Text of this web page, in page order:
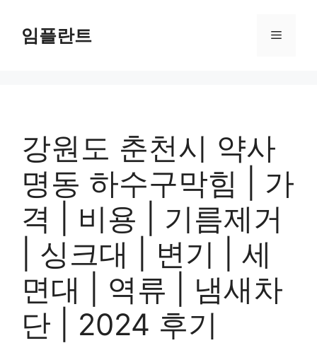
임플란트 메
강원도 춘천시 약사
명동 하수구막힘 | 가
격 | 비용 | 기름제거
| 싱크대 | 변기 | 세
면대 | 역류 | 냄새차
단 | 2024 후기